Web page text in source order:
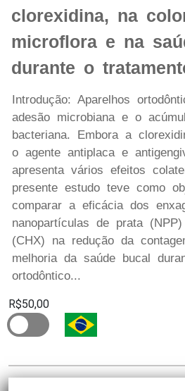
clorexidina, na
microflora e na
durante o
Introdução: Aparelhos
adesão microbiana e o
bacteriana. Embora a
o agente antiplaca e
apresenta vários efeitos
presente estudo teve como
comparar a eficácia dos
nanopartículas de prata
(CHX) na redução da
melhoria da saúde bucal
ortodôntico...
R$50,00